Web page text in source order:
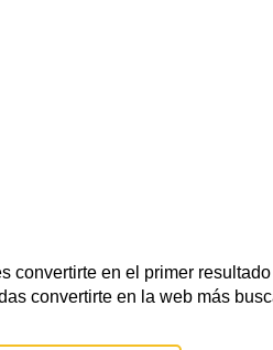
en el primer
convertirte en la web más